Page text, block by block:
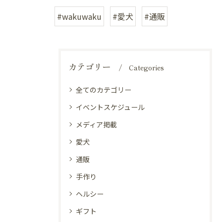
#wakuwaku #愛犬 #通販
カテゴリー Categories
全てのカテゴリー
イベントスケジュール
メディア掲載
愛犬
通販
手作り
ヘルシー
ギフト